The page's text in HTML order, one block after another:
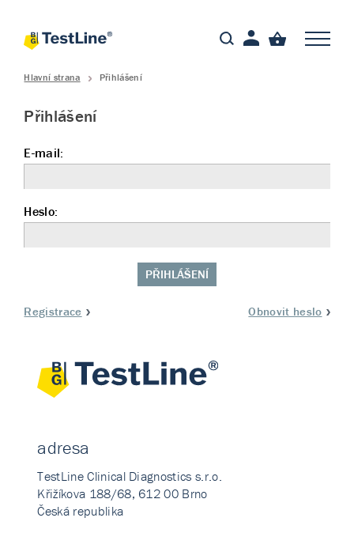
Hlavní strana Přihlášení
Přihlášení
E-mail:
Heslo:
PŘIHLÁŠENÍ
Registrace Obnovit heslo
adresa
TestLine Clinical Diagnostics s.r.o.
Křižíkova 188/68, 612 00 Brno
Česká republika